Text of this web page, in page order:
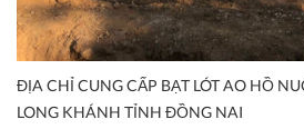
ĐỊA CHỈ CUNG CẤP BẠT LÓT AO HỒ
LONG KHÁNH TỈNH ĐỒNG NAI